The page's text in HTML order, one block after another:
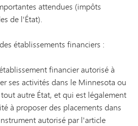
attendues (impôts
de l'État).
établissements financiers :
financier autorisé à
ses activités dans le Minnesota ou
autre État, et qui est légalement
à proposer des placements dans
autorisé par l'article